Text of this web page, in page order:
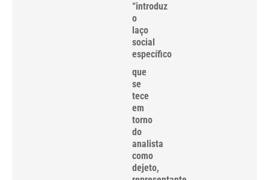
“introduz
o
laço
social
específico
que
se
tece
em
torno
do
analista
como
dejeto,